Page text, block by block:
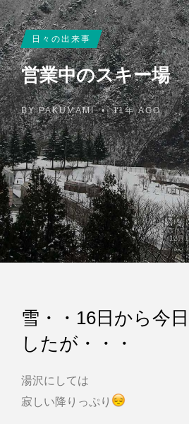
12月
日々の出来事
営業中のスキー場
BYPAKUMAMI •11年 AGO
雪・・16日から今
したが・・・
湯沢にしては
寂しい降りっぷり